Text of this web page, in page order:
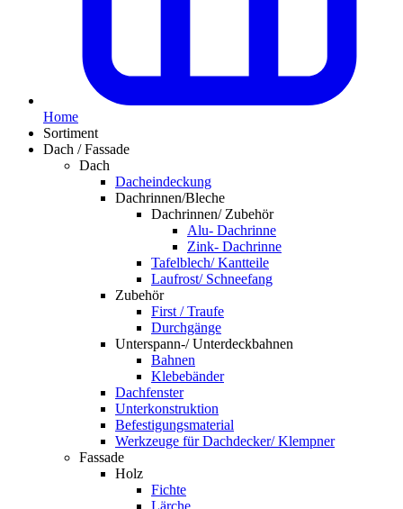
Home
Sortiment
Dach / Fassade
Dach
Dacheindeckung
Dachrinnen/Bleche
Dachrinnen/ Zubehör
Alu- Dachrinne
Zink- Dachrinne
Tafelblech/ Kantteile
Laufrost/ Schneefang
Zubehör
First / Traufe
Durchgänge
Unterspann-/ Unterdeckbahnen
Bahnen
Klebebänder
Dachfenster
Unterkonstruktion
Befestigungsmaterial
Werkzeuge für Dachdecker/ Klempner
Fassade
Holz
Fichte